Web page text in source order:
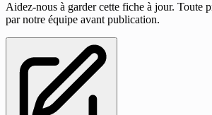
Aidez-nous à garder cette fiche à jour. Toute
par notre équipe avant publication.